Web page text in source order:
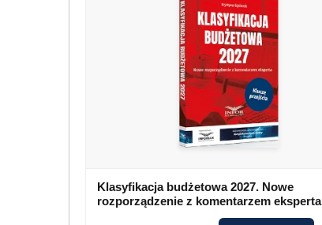
Klasyfikacja budżetowa 2027. Nowe
rozporządzenie z komentarzem eksperta